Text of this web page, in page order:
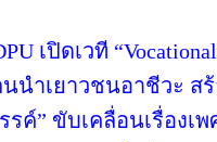
เปิดเวที “Vocational
ำเยาวชนอาชีวะ ส
รค์” ขับเคลื่อนเรื่องเ